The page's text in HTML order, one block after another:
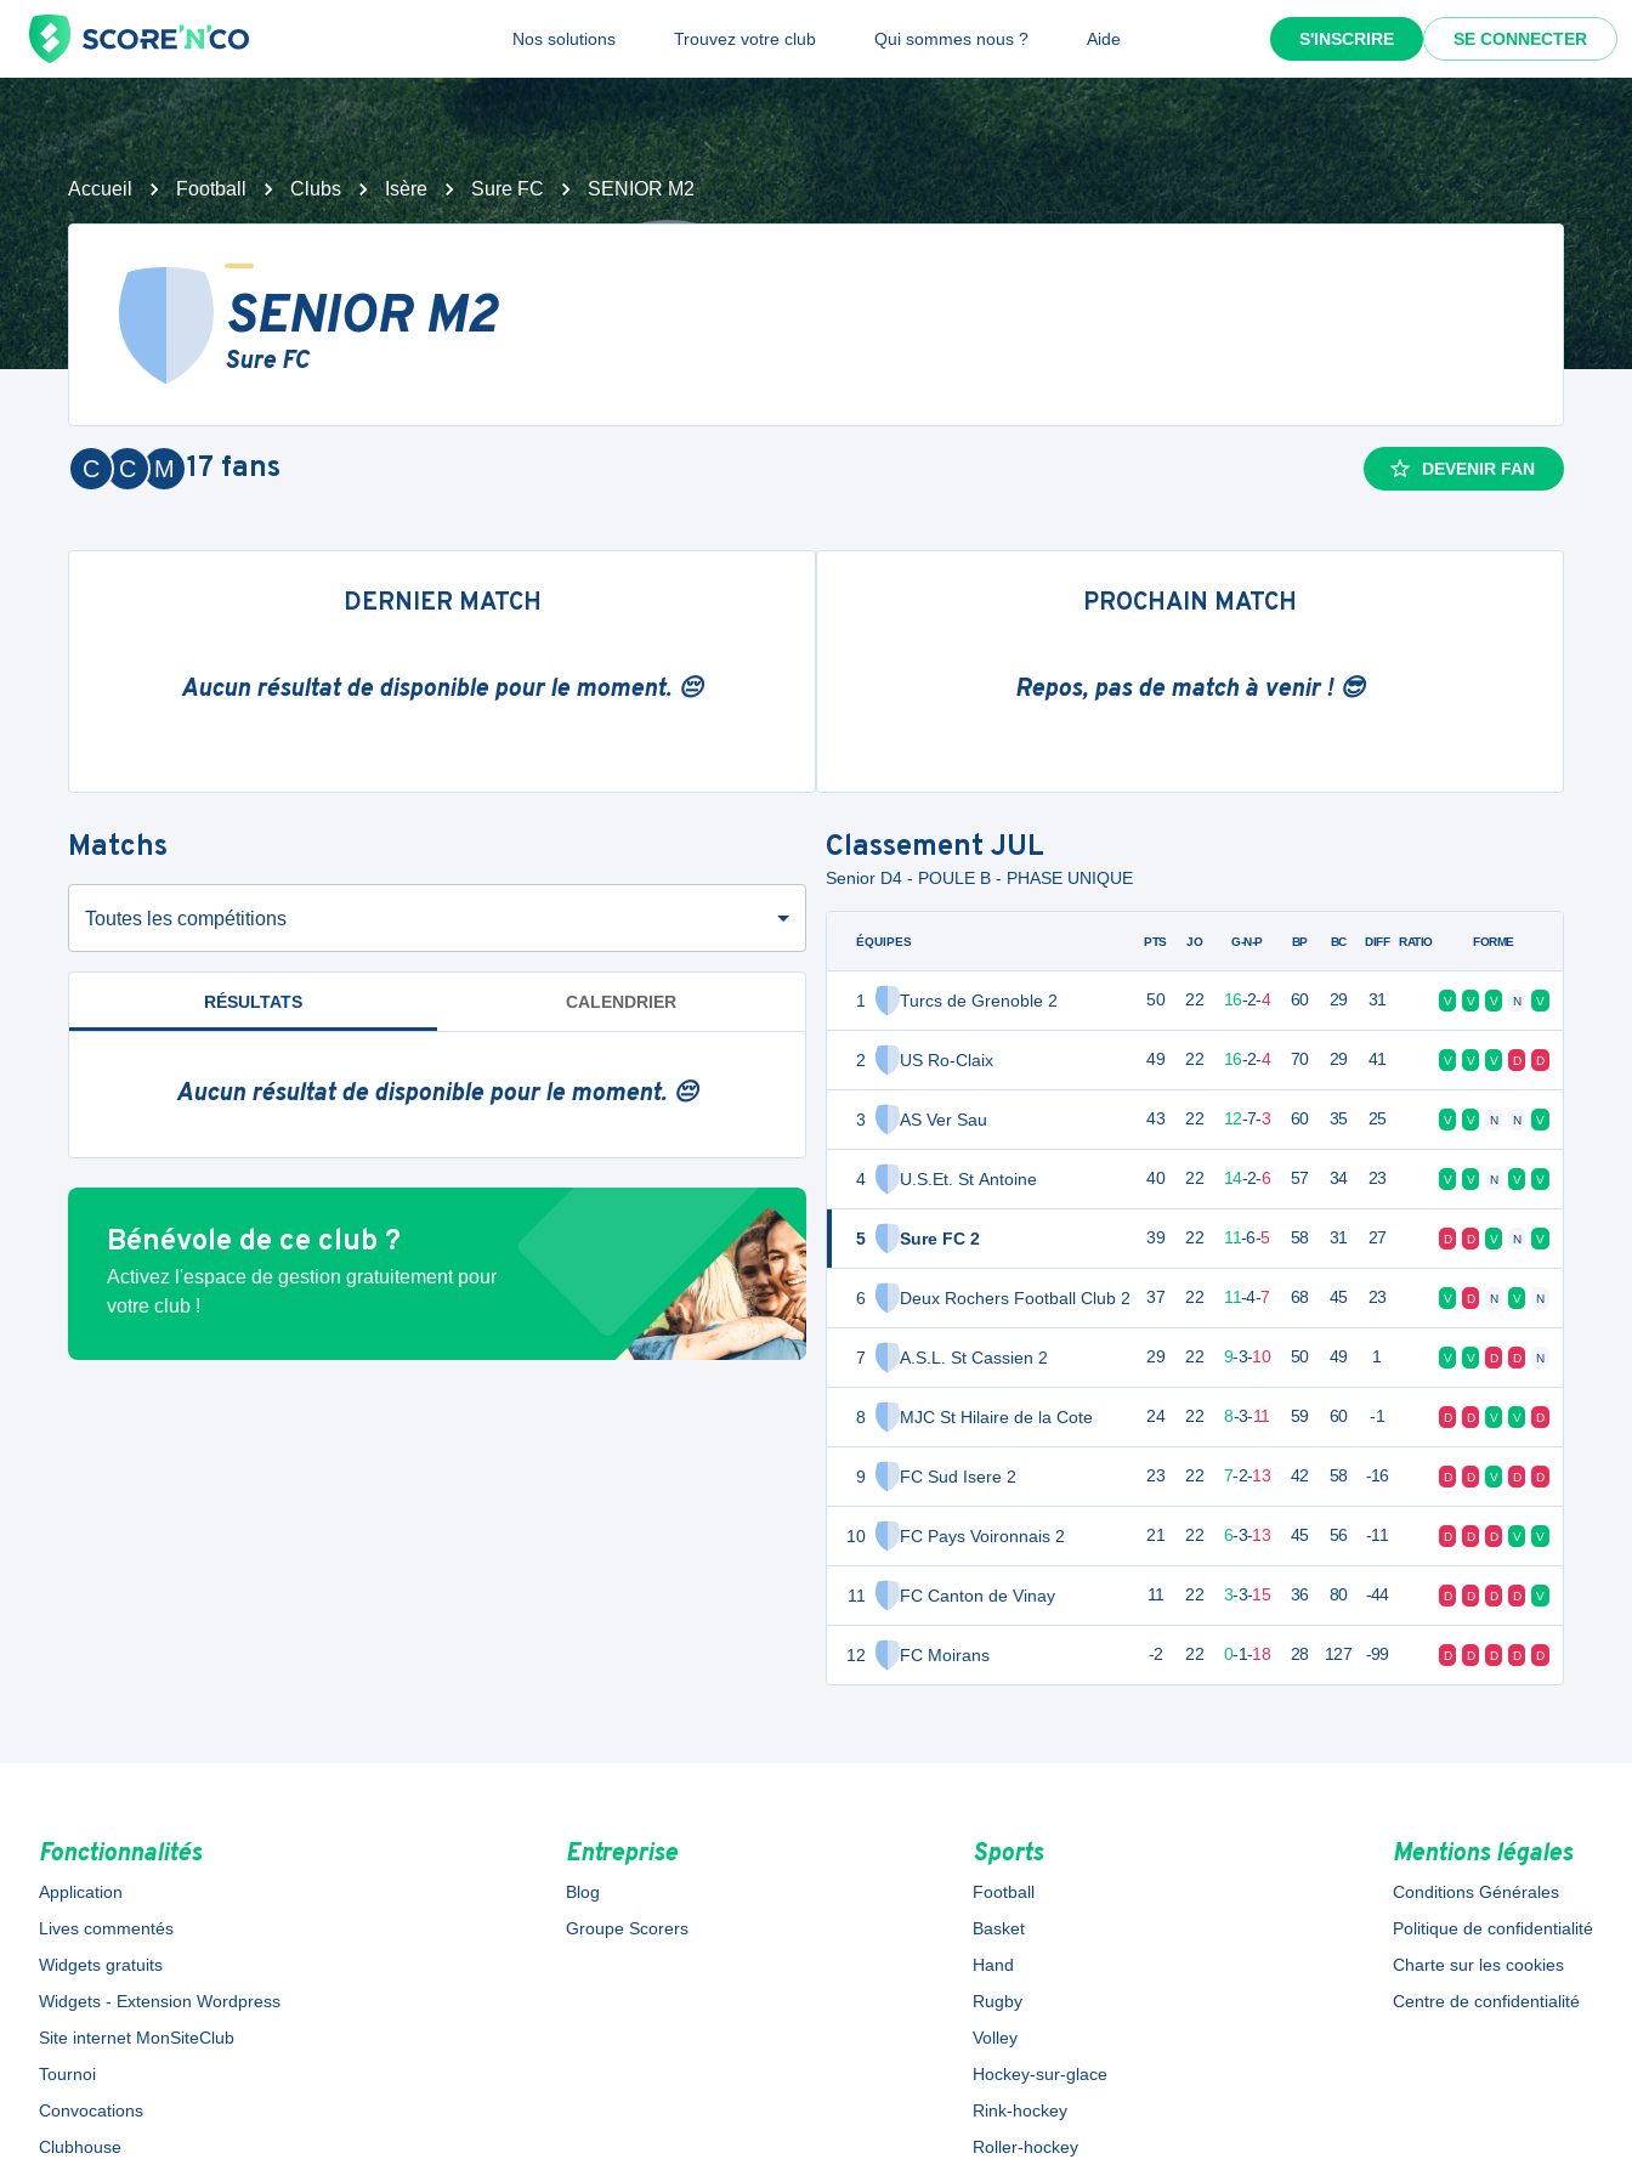
Nos solutions Trouvez votre club Qui sommes nous ? Aide S'INSCRIRE SE CONNECTER
Accueil Football Clubs Isère Sure FC SENIOR M2
SENIOR M2
Sure FC
M
C
C 17 fans DEVENIR FAN
DERNIER MATCH
Aucun résultat de disponible pour le moment. 😔
PROCHAIN MATCH
Repos, pas de match à venir ! 😎
Matchs
Toutes les compétitions
RÉSULTATS CALENDRIER
Aucun résultat de disponible pour le moment. 😔
Bénévole de ce club ?
Activez l'espace de gestion gratuitement pour
votre club !
Classement JUL
Senior D4 - POULE B - PHASE UNIQUE
ÉQUIPES
1 Turcs de Grenoble 2
2 US Ro-Claix
3 AS Ver Sau
4 U.S.Et. St Antoine
5 Sure FC 2
6 Deux Rochers Football Club 2
7 A.S.L. St Cassien 2
8 MJC St Hilaire de la Cote
9 FC Sud Isere 2
10 FC Pays Voironnais 2
11 FC Canton de Vinay
12 FC Moirans
PTS JO G-N-P BP BC DIFF RATIO FORME
50 22 16-2-4 60 29 31 V V V N V
49 22 16-2-4 70 29 41 V V V D D
43 22 12-7-3 60 35 25 V V N N V
40 22 14-2-6 57 34 23 V V N V V
39 22 11-6-5 58 31 27 D D V N V
37 22 11-4-7 68 45 23 V D N V N
29 22 9-3-10 50 49 1 V V D D N
24 22 8-3-11 59 60 -1 D D V V D
23 22 7-2-13 42 58 -16 D D V D D
21 22 6-3-13 45 56 -11 D D D V V
11 22 3-3-15 36 80 -44 D D D D V
-2 22 0-1-18 28 127 -99 D D D D D
Fonctionnalités
Application
Lives commentés
Widgets gratuits
Widgets - Extension Wordpress
Site internet MonSiteClub
Tournoi
Convocations
Clubhouse
Entreprise
Blog
Groupe Scorers
Sports
Football
Basket
Hand
Rugby
Volley
Hockey-sur-glace
Rink-hockey
Roller-hockey
Mentions légales
Conditions Générales
Politique de confidentialité
Charte sur les cookies
Centre de confidentialité